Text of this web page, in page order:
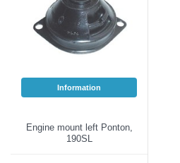
Information
Engine mount left Ponton,
190SL